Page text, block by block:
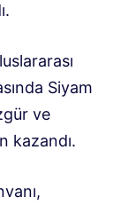
Siyam
ve
kazandı.